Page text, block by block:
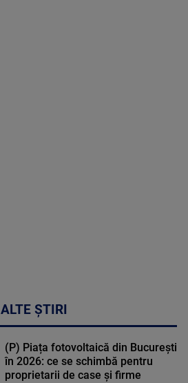
ALTE ȘTIRI
(P) Piața fotovoltaică din București
în 2026: ce se schimbă pentru
proprietarii de case și firme